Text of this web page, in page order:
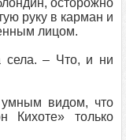
осторожно
руку в карман и
лицом.
села. – Что, и ни
умным видом, что
Кихоте» только